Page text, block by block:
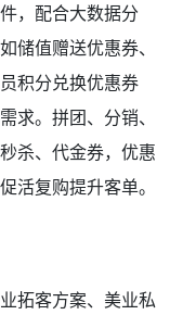
，配合大数据分
储值赠送优惠券、
积分兑换优惠券
求。拼团、分销、
杀、代金券，优惠
活复购提升客单。
拓客方案、美业私